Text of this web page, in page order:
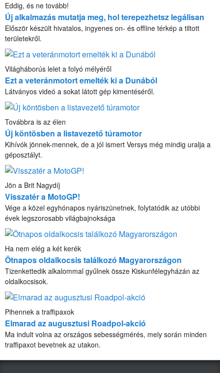
Eddig, és ne tovább!
Új alkalmazás mutatja meg, hol terepezhetsz legálisan
Először készült hivatalos, ingyenes on- és offline térkép a tiltott
területekről.
Világháborús lelet a folyó mélyéről
Ezt a veteránmotort emelték ki a Dunából
Látványos videó a sokat látott gép kimentéséről.
Továbbra is az élen
Új köntösben a listavezető túramotor
Kihívók jönnek-mennek, de a jól ismert Versys még mindig uralja a
géposztályt.
Jön a Brit Nagydíj
Visszatér a MotoGP!
Vége a közel egyhónapos nyáriszünetnek, folytatódik az utóbbi
évek legszorosabb világbajnoksága
Ha nem elég a két kerék
Ötnapos oldalkocsis találkozó Magyarországon
Tizenkettedik alkalommal gyűlnek össze Kiskunfélegyházán az
oldalkocsisok.
Pihennek a traffipaxok
Elmarad az augusztusi Roadpol-akció
Ma indult volna az országos sebességmérés, mely során minden
traffipaxot bevetnek az utakon.